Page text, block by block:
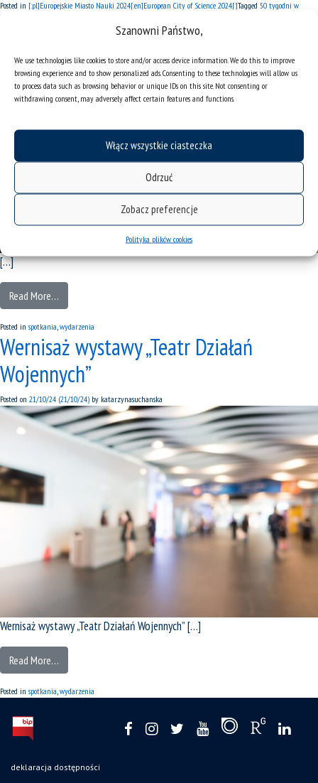
Szanowni Państwo,
We use technologies like cookies to store and/or access device information. We do this to improve
browsing experience and to show personalized ads. Consenting to these technologies will allow us
to process data such as browsing behavior or unique IDs on this site. Not consenting or
withdrawing consent, may adversely affect certain features and functions.
Włącz wszystkie ciasteczka
Odrzuć
Zobacz preferencje
Polityka plików cookies
Posted in [:pl]Europejskie Miasto Nauki 2024[:en]European City of Science 2024[:]Tagged 50 tygodni w
Targi pracy „Speed stażing”
Posted on21/10/24byJW
[…]
Read More…
Posted in spotkania wydarzenia
Wernisaż wystawy „Teatr Działań
Wojennych”
Posted on 21/10/24 (21/10/24) by katarzynasuchanska
Wernisaż wystawy „Teatr Działań Wojennych” […]
Read More…
Posted in spotkania,wydarzenia
deklaracja dostępności